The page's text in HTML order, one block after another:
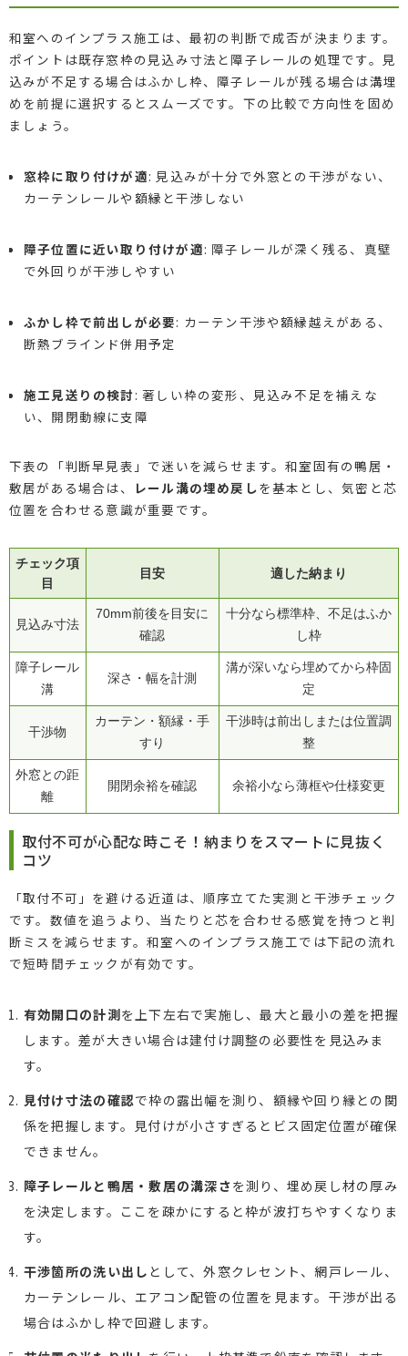
和室へのインプラス施工は、最初の判断で成否が決まります。
ポイントは既存窓枠の見込み寸法と障子レールの処理です。見
込みが不足する場合はふかし枠、障子レールが残る場合は溝埋
めを前提に選択するとスムーズです。下の比較で方向性を固め
ましょう。
窓枠に取り付けが適: 見込みが十分で外窓との干渉がない、
カーテンレールや額縁と干渉しない
障子位置に近い取り付けが適: 障子レールが深く残る、真壁
で外回りが干渉しやすい
ふかし枠で前出しが必要: カーテン干渉や額縁越えがある、
断熱ブラインド併用予定
施工見送りの検討: 著しい枠の変形、見込み不足を補えな
い、開閉動線に支障
下表の「判断早見表」で迷いを減らせます。和室固有の鴨居・
敷居がある場合は、
レール溝の埋め戻しを基本とし、気密と芯
位置を合わせる意識が重要です。
チェック項
目
目安 適した納まり
見込み寸法
70mm前後を目安に
確認
十分なら標準枠、不足はふか
し枠
障子レール
溝
深さ・幅を計測
溝が深いなら埋めてから枠固
定
干渉物
カーテン・額縁・手
すり
干渉時は前出しまたは位置調
整
外窓との距
離
開閉余裕を確認 余裕小なら薄框や仕様変更
取付不可が心配な時こそ！納まりをスマートに見抜く
コツ
「取付不可」を避ける近道は、順序立てた実測と干渉チェック
です。数値を追うより、当たりと芯を合わせる感覚を持つと判
断ミスを減らせます。和室へのインプラス施工では下記の流れ
で短時間チェックが有効です。
有効開口の計測を上下左右で実施し、最大と最小の差を把握
します。差が大きい場合は建付け調整の必要性を見込みま
す。
見付け寸法の確認で枠の露出幅を測り、額縁や回り縁との関
係を把握します。見付けが小さすぎるとビス固定位置が確保
できません。
障子レールと鴨居・敷居の溝深さ を測り、埋め戻し材の厚み
を決定します。ここを疎かにすると枠が波打ちやすくなりま
す。
干渉箇所の洗い出し として、外窓クレセント、網戸レール、
カーテンレール、エアコン配管の位置を見ます。干渉が出る
場合はふかし枠で回避します。